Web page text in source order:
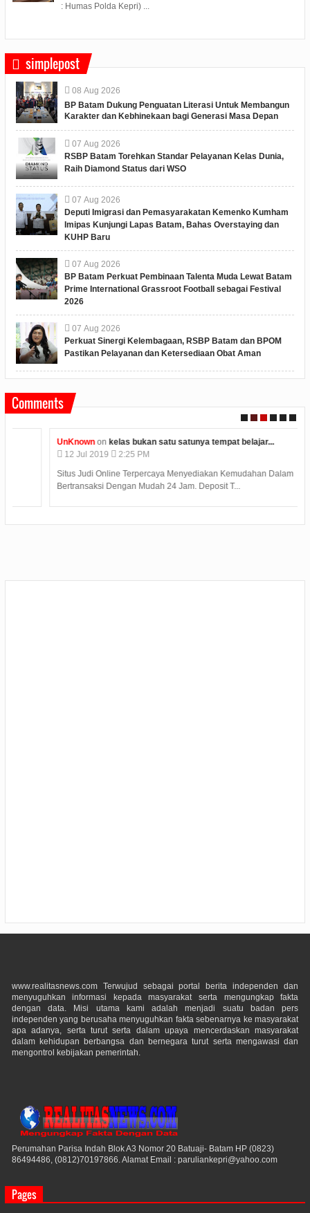
: Humas Polda Kepri) ...
simplepost
08 Aug 2026
BP Batam Dukung Penguatan Literasi Untuk Membangun
Karakter dan Kebhinekaan bagi Generasi Masa Depan
07 Aug 2026
RSBP Batam Torehkan Standar Pelayanan Kelas Dunia,
Raih Diamond Status dari WSO
07 Aug 2026
Deputi Imigrasi dan Pemasyarakatan Kemenko Kumham
Imipas Kunjungi Lapas Batam, Bahas Overstaying dan
KUHP Baru
07 Aug 2026
BP Batam Perkuat Pembinaan Talenta Muda Lewat Batam
Prime International Grassroot Football sebagai Festival
2026
07 Aug 2026
Perkuat Sinergi Kelembagaan, RSBP Batam dan BPOM
Pastikan Pelayanan dan Ketersediaan Obat Aman
Comments
UnKnownonkelas bukan satu satunya tempat belajar...
2019
2:25 PM
Situs Judi Online Terpercaya Menyediakan Kemudahan Dalam
Bertransaksi Dengan Mudah 24 Jam. Deposit T...
www.realitasnews.com Terwujud sebagai portal berita independen dan
menyuguhkan informasi kepada masyarakat serta mengungkap fakta
dengan data. Misi utama kami adalah menjadi suatu badan pers
independen yang berusaha menyuguhkan fakta sebenarnya ke masyarakat
apa adanya, serta turut serta dalam upaya mencerdaskan masyarakat
dalam kehidupan berbangsa dan bernegara turut serta mengawasi dan
mengontrol kebijakan pemerintah.
Perumahan Parisa Indah Blok A3 Nomor 20 Batuaji- Batam HP (0823)
86494486, (0812)70197866. Alamat Email : paruliankepri@yahoo.com
Pages